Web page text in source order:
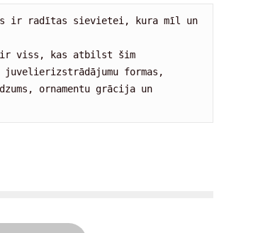
ir radītas sievietei, kura mīl un
ir viss, kas atbilst šim
juvelierizstrādājumu formas,
ornamentu grācija un